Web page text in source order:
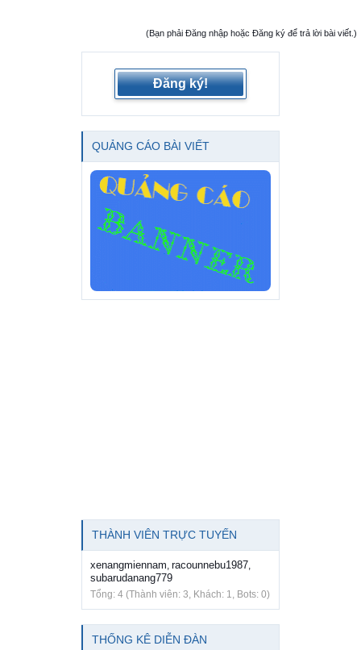
(Bạn phải Đăng nhập hoặc Đăng ký để trả lời bài viết.)
Đăng ký!
QUẢNG CÁO BÀI VIẾT
THÀNH VIÊN TRỰC TUYẾN
xenangmiennam racounnebu1987
subarudanang779
Tổng: 4 (Thành viên: 3, Khách: 1, Bots: 0)
THỐNG KÊ DIỄN ĐÀN